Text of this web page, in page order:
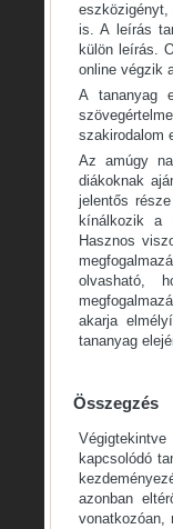
eszközigényt,
is. A leírás
külön leírás.
online végzik
A tananyag
szakirodalom
Az amúgy
diákoknak
jelentős
kínálkozik a
Hasznos
olvasható,
akarja
tananyag
Összegzés
kapcsolódó
azonban
vonatkozóan,